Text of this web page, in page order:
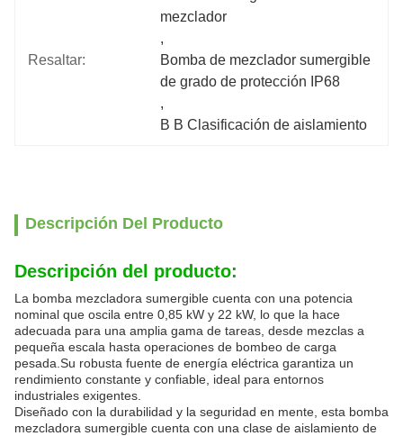
Resaltar:
mezclador
,
Bomba de mezclador sumergible
de grado de protección IP68
,
B B Clasificación de aislamiento
Descripción Del Producto
Descripción del producto:
La bomba mezcladora sumergible cuenta con una potencia
nominal que oscila entre 0,85 kW y 22 kW, lo que la hace
adecuada para una amplia gama de tareas, desde mezclas a
pequeña escala hasta operaciones de bombeo de carga
pesada.Su robusta fuente de energía eléctrica garantiza un
rendimiento constante y confiable, ideal para entornos
industriales exigentes.
Diseñado con la durabilidad y la seguridad en mente, esta bomba
mezcladora sumergible cuenta con una clase de aislamiento de